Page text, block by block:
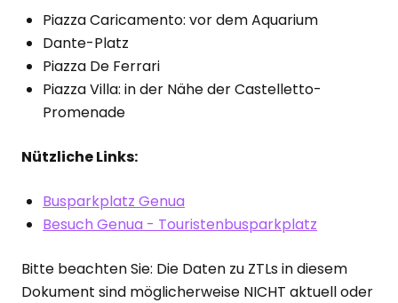
Piazza Caricamento: vor dem Aquarium
Dante-Platz
Piazza De Ferrari
Piazza Villa: in der Nähe der Castelletto-
Promenade
Nützliche Links:
Busparkplatz Genua
Besuch Genua - Touristenbusparkplatz
Bitte beachten Sie: Die Daten zu ZTLs in diesem
Dokument sind möglicherweise NICHT aktuell oder